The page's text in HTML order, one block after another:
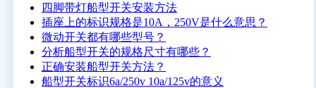
四脚带灯船型开关安装方法
插座上的标识规格是10A，250V是什么意思？
微动开关都有哪些型号？
分析船型开关的规格尺寸有哪些？
正确安装船型开关方法？
船型开关标识6a/250v 10a/125v的意义